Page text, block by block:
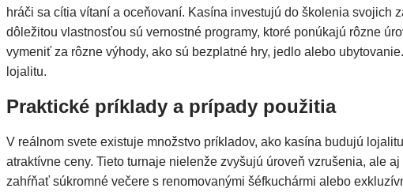
hráči sa cítia vítaní a oceňovaní. Kasína investujú do školenia svojich
dôležitou vlastnosťou sú vernostné programy, ktoré ponúkajú rôzne
vymeniť za rôzne výhody, ako sú bezplatné hry, jedlo alebo
lojalitu.
Praktické príklady a prípady použitia
V reálnom svete existuje množstvo príkladov, ako kasína budujú
atraktívne ceny. Tieto turnaje nielenže zvyšujú úroveň vzrušenia, ale
zahŕňať súkromné večere s renomovanými šéfkuchármi alebo